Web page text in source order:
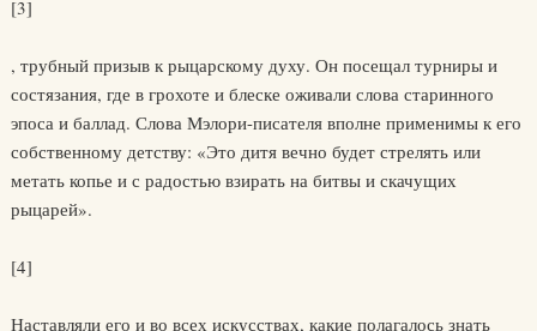
[3]
, трубный призыв к рыцарскому духу. Он посещал турниры и
состязания, где в грохоте и блеске оживали слова старинного
эпоса и баллад. Слова Мэлори-писателя вполне применимы к его
собственному детству: «Это дитя вечно будет стрелять или
метать копье и с радостью взирать на битвы и скачущих
рыцарей».
[4]
Наставляли его и во всех искусствах, какие полагалось знать